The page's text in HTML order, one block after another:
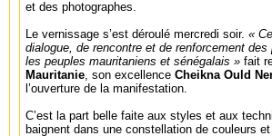
et des photographes.
Le vernissage s’est déroulé mercredi soir. «
dialogue, de rencontre et de renforcement
les peuples mauritaniens et sénégalais » fait
Mauritanie, son excellence Cheikna Ould
l’ouverture de la manifestation.
C’est la part belle faite aux styles et aux
baignent dans une constellation de couleurs